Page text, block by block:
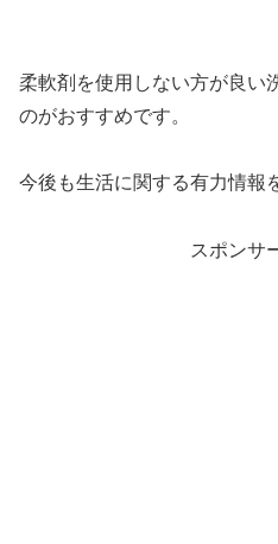
柔軟剤を使用しない方が良い
のがおすすめです。
今後も生活に関する有力情報
スポンサ